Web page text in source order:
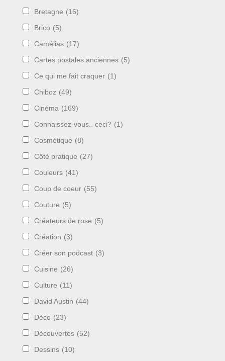
Bretagne (16)
Brico (5)
Camélias (17)
Cartes postales anciennes (5)
Ce qui me fait craquer (1)
Chiboz (49)
Cinéma (169)
Connaissez-vous.. ceci? (1)
Cosmétique (8)
Côté pratique (27)
Couleurs (41)
Coup de coeur (55)
Couture (5)
Créateurs de rose (5)
Création (3)
Créer son podcast (3)
Cuisine (26)
Culture (11)
David Austin (44)
Déco (23)
Découvertes (52)
Dessins (10)